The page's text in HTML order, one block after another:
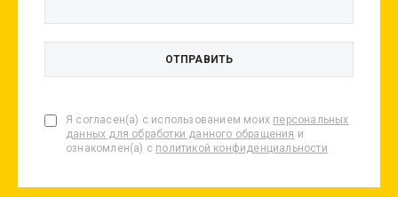
Я согласен(а) с использованием моих персональных
данных для обработки данного обращения и
ознакомлен(а) с политикой конфиденциальности